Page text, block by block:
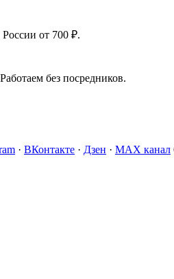
России от 700 ₽.
без посредников.
· ВКонтакте · Дзен · MAX канал